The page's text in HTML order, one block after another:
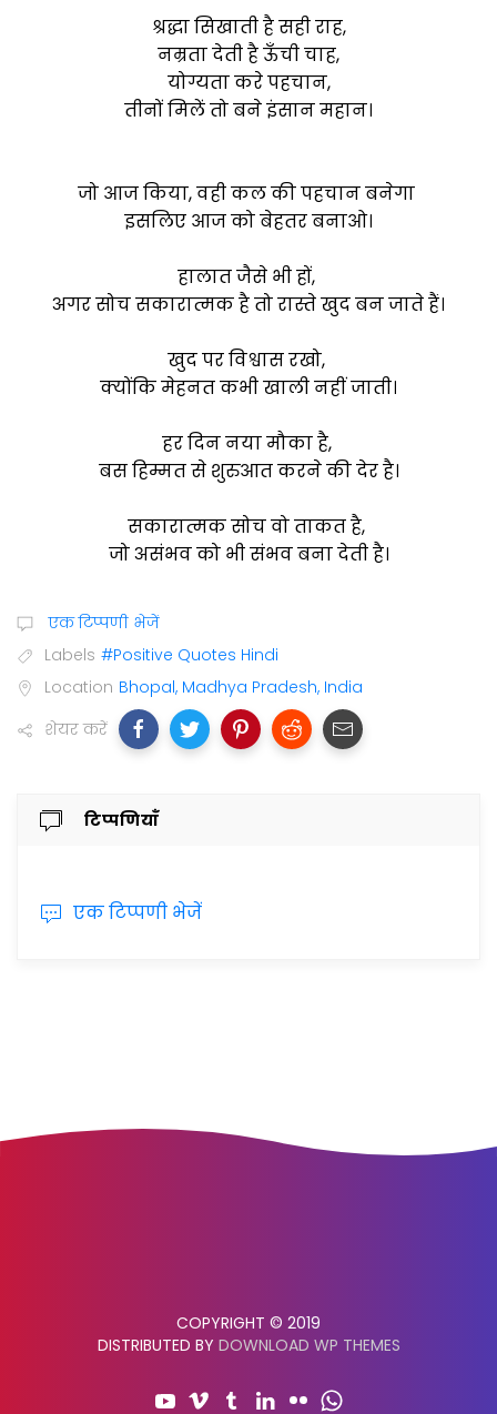
श्रद्धा सिखाती है सही राह,
नम्रता देती है ऊँची चाह,
योग्यता करे पहचान,
तीनों मिलें तो बने इंसान महान।
जो आज किया, वही कल की पहचान बनेगा
इसलिए आज को बेहतर बनाओ।
हालात जैसे भी हों,
अगर सोच सकारात्मक है तो रास्ते खुद बन जाते हैं।
खुद पर विश्वास रखो,
क्योंकि मेहनत कभी खाली नहीं जाती।
हर दिन नया मौका है,
बस हिम्मत से शुरुआत करने की देर है।
सकारात्मक सोच वो ताकत है,
जो असंभव को भी संभव बना देती है।
एक टिप्पणी भेजें
Labels #Positive Quotes Hindi
Location Bhopal, Madhya Pradesh, India
शेयर करें
टिप्पणियाँ
एक टिप्पणी भेजें
COPYRIGHT © 2019
DISTRIBUTED BY DOWNLOAD WP THEMES